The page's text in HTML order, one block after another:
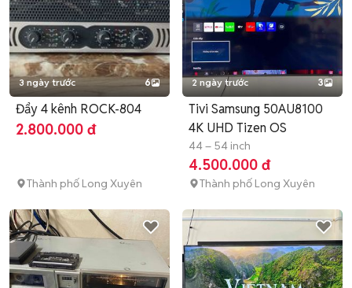
3 ngày trước 6
Đẩy 4 kênh ROCK-804
2.800.000 đ
Thành phố Long Xuyên
2 ngày trước 3
Tivi Samsung 50AU8100
4K UHD Tizen OS
44 – 54 inch
4.500.000 đ
Thành phố Long Xuyên